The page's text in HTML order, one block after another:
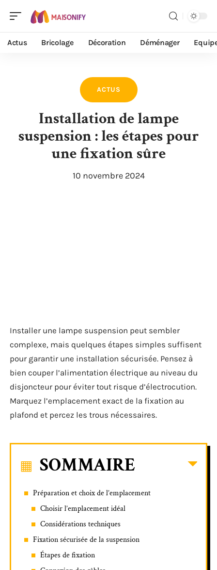
Actus Bricolage Décoration Déménager
ACTUS
Installation de lampe
suspension : les étapes pour
une fixation sûre
10 novembre 2024
Installer une lampe suspension peut sembler
complexe, mais quelques étapes simples suffisent
pour garantir une installation sécurisée. Pensez à
bien couper l’alimentation électrique au niveau du
disjoncteur pour éviter tout risque d’électrocution.
Marquez l’emplacement exact de la fixation au
plafond et percez les trous nécessaires.
SOMMAIRE
Préparation et choix de l’emplacement
Choisir l’emplacement idéal
Considérations techniques
Fixation sécurisée de la suspension
Étapes de fixation